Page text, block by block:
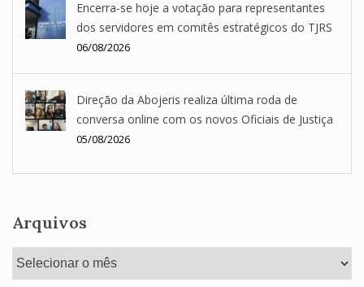
Encerra-se hoje a votação para representantes
dos servidores em comitês estratégicos do TJRS
06/08/2026
Direção da Abojeris realiza última roda de
conversa online com os novos Oficiais de Justiça
05/08/2026
Arquivos
Arquivos